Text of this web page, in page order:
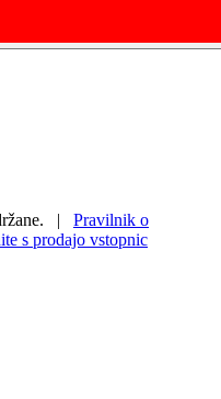
. | Pravilnik o
s prodajo vstopnic